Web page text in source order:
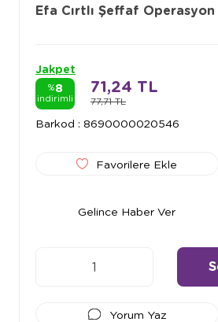
Efa Cırtlı Şeffaf Operasyon
Jakpet
%8
indirimli 77,71 TL
71,24 TL
Barkod : 8690000020546
Favorilere Ekle
Gelince Haber Ver
Yorum Yaz